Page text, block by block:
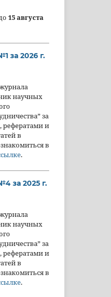
15 августа
за 2026 г.
научных
за
рефератами и
в
в
.
за 2025 г.
научных
за
рефератами и
в
в
.